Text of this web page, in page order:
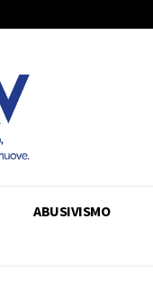
ABUSIVISMO